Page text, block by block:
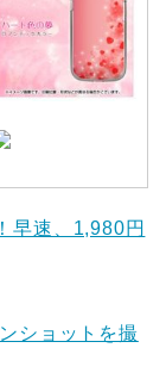
早速、1,980円
ショットを撮